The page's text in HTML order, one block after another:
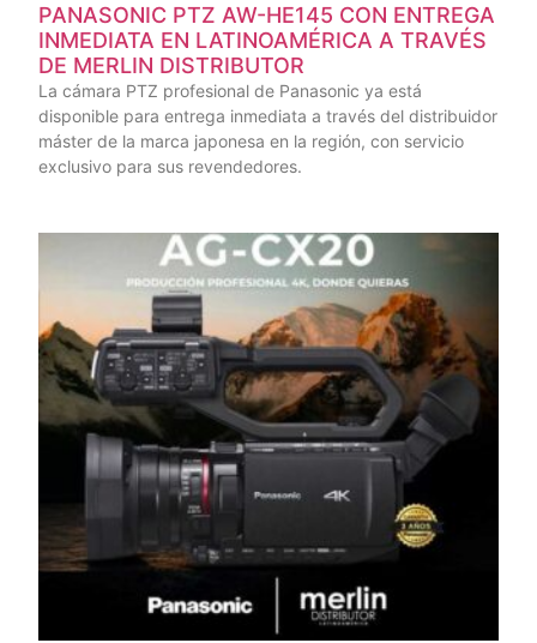
PANASONIC PTZ AW-HE145 CON ENTREGA
INMEDIATA EN LATINOAMÉRICA A TRAVÉS
DE MERLIN DISTRIBUTOR
La cámara PTZ profesional de Panasonic ya está
disponible para entrega inmediata a través del distribuidor
máster de la marca japonesa en la región, con servicio
exclusivo para sus revendedores.